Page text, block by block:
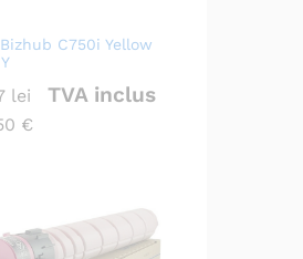
C750i Yellow
lei TVA inclus
€